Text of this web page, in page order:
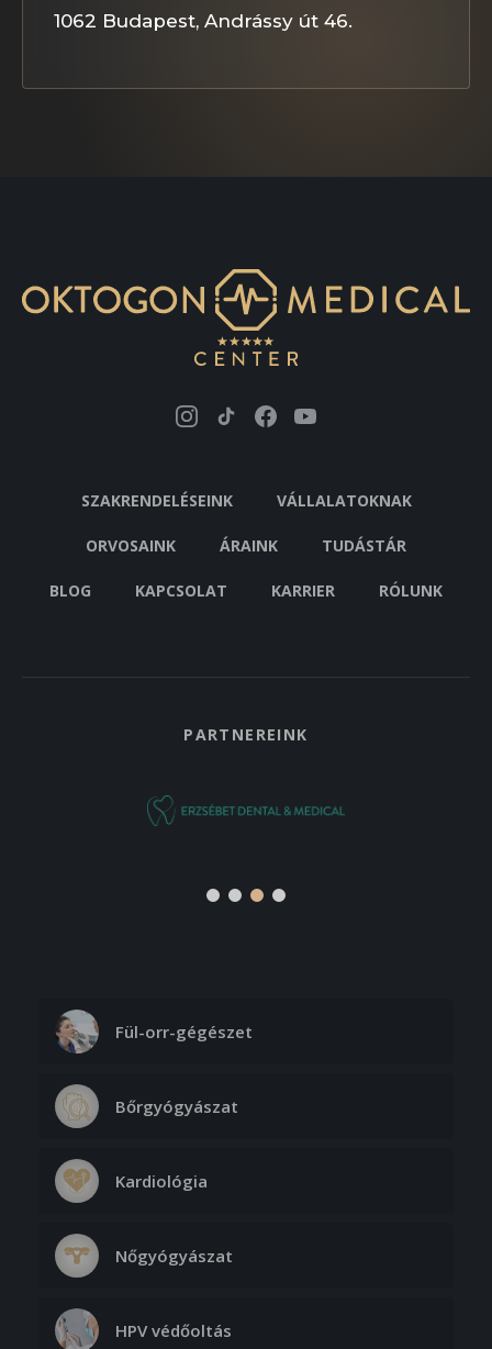
1062 Budapest, Andrássy út 46.
SZAKRENDELÉSEINK VÁLLALATOKNAK
ORVOSAINK ÁRAINK TUDÁSTÁR
BLOG KAPCSOLAT KARRIER RÓLUNK
PARTNEREINK
Fül-orr-gégészet
Bőrgyógyászat
Kardiológia
Nőgyógyászat
HPV védőoltás